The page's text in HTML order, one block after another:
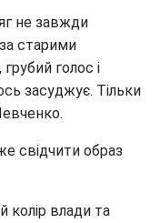
не завжди
старими
голос і
засуджує. Тільки
свідчити образ
колір влади та